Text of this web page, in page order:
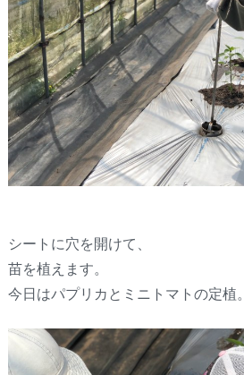
シートに穴を開けて、
苗を植えます。
今日はパプリカとミニトマトの定植。